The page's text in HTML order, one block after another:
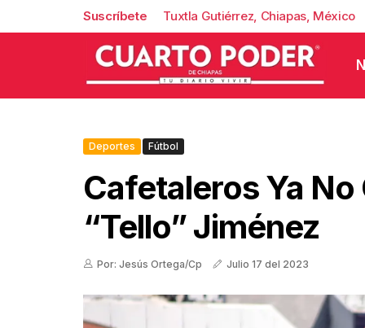
Suscríbete Tuxtla Gutiérrez, Chiapas, México
Deportes Fútbol
Cafetaleros Ya
“Tello” Jiménez
Por: Jesús Ortega/Cp Julio 17 del 2023